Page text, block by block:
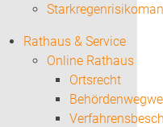
Rathaus & Service
Online Rathaus
Ortsrecht